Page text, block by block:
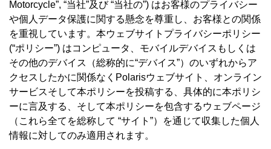
Motorcycle”, “当社”及び “当社の”) はお客様のプライバシー
や個人データ保護に関する懸念を尊重し、お客様との関係
を重視しています。本ウェブサイトプライバシーポリシー
(“ポリシー”) はコンピュータ、モバイルデバイスもしくは
その他のデバイス（総称的に“デバイス”）のいずれからア
クセスしたかに関係なくPolarisウェブサイト、オンライン
サービスそして本ポリシーを投稿する、具体的に本ポリシ
ーに言及する、そして本ポリシーを包含するウェブページ
（これら全てを総称して “サイト”）を通じて収集した個人
情報に対してのみ適用されます。